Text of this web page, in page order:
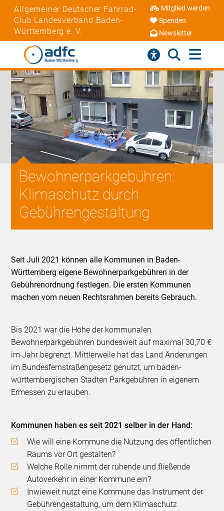
Allgemeiner Deutscher Fahrrad-
Club Landesverband Baden-
Württemberg e. V.
Mitglied werden
Spenden
Newsletter
Bewohnerparkgebühren:
Klimaschutz durch
Gebührengestaltung
Seit Juli 2021 können alle Kommunen in Baden-
Württemberg eigene Bewohnerparkgebühren in der
Gebührenordnung festlegen. Die ersten Kommunen
machen vom neuen Rechtsrahmen bereits Gebrauch.
Bis 2021 war die Höhe der kommunalen
Bewohnerparkgebühren bundesweit auf maximal 30,70 €
im Jahr begrenzt. Mittlerweile hat das Land Änderungen
im Bundesfernstraßengesetz genutzt, um baden-
württembergischen Städten Parkgebühren in eigenem
Ermessen zu erlauben.
Kommunen haben es seit 2021 selber in der Hand:
Wie will eine Kommune die Nutzung des öffentlichen
Raums vor Ort gestalten?
Welche Rolle nimmt der ruhende und fließende
Autoverkehr in einer Kommune ein?
Inwieweit nutzt eine Kommune das Instrument der
Gebührengestaltung, um dem Klimaschutz